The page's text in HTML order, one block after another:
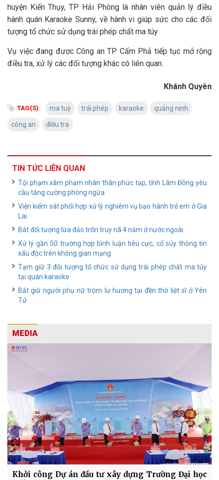
huyện Kiến Thụy, TP Hải Phòng là nhân viên quản lý điều
hành quán Karaoke Sunny, về hành vi giúp sức cho các đối
tượng tổ chức sử dụng trái phép chất ma túy
Vụ việc đang được Công an TP Cẩm Phả tiếp tục mở rộng
điều tra, xử lý các đối tượng khác có liên quan.
Khánh Quyên
TAG(S): ma tuý trái phép karaoke quảng ninh
công an điều tra
TIN TỨC LIÊN QUAN
Tội phạm xâm phạm nhân thân phức tạp, tỉnh Lâm Đồng yêu
cầu tăng cường phòng ngừa
Viện kiểm sát phối hợp xử lý nghiêm vụ bạo hành trẻ em ở Gia
Lai
Bắt đối tượng lừa đảo trốn truy nã 4 năm ở nước ngoài
Xử lý gần 50 trường hợp bình luận tiêu cực, cổ súy thông tin
xấu độc trên không gian mạng
Tạm giữ 3 đối tượng tổ chức sử dụng trái phép chất ma túy
tại quán karaoke
Bắt giữ người phụ nữ trộm lư hương tại đền thờ liệt sĩ ở Yên
Tử
MEDIA
Khởi công Dự án đầu tư xây dựng Trường Đại học